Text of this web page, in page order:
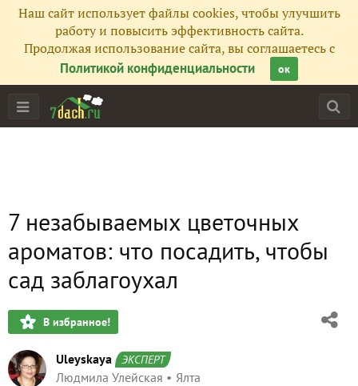
Наш сайт использует файлы cookies, чтобы улучшить
работу и повысить эффективность сайта.
Продолжая использование сайта, вы соглашаетесь с
Политикой конфиденциальности
ок
7 незабываемых цветочных
ароматов: что посадить, чтобы
сад заблагоухал
В избранное!
Uleyskaya ЭКСПЕРТ
Людмила Улейская
Ялта